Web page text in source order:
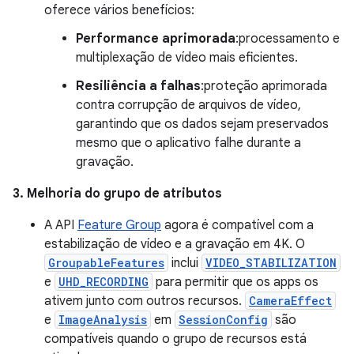
oferece vários benefícios:
Performance aprimorada:processamento e
multiplexação de vídeo mais eficientes.
Resiliência a falhas:proteção aprimorada
contra corrupção de arquivos de vídeo,
garantindo que os dados sejam preservados
mesmo que o aplicativo falhe durante a
gravação.
3. Melhoria do grupo de atributos
A API Feature Group agora é compatível com a
estabilização de vídeo e a gravação em 4K. O
GroupableFeatures inclui VIDEO_STABILIZATION
e UHD_RECORDING para permitir que os apps os
ativem junto com outros recursos. CameraEffect
e ImageAnalysis em SessionConfig são
compatíveis quando o grupo de recursos está